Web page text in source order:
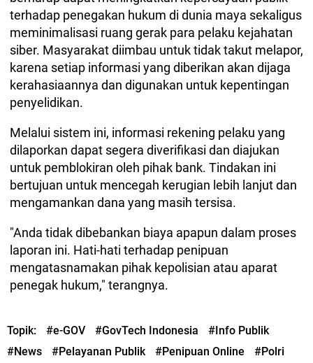
terhadap penegakan hukum di dunia maya sekaligus
meminimalisasi ruang gerak para pelaku kejahatan
siber. Masyarakat diimbau untuk tidak takut melapor,
karena setiap informasi yang diberikan akan dijaga
kerahasiaannya dan digunakan untuk kepentingan
penyelidikan.
Melalui sistem ini, informasi rekening pelaku yang
dilaporkan dapat segera diverifikasi dan diajukan
untuk pemblokiran oleh pihak bank. Tindakan ini
bertujuan untuk mencegah kerugian lebih lanjut dan
mengamankan dana yang masih tersisa.
"Anda tidak dibebankan biaya apapun dalam proses
laporan ini. Hati-hati terhadap penipuan
mengatasnamakan pihak kepolisian atau aparat
penegak hukum," terangnya.
Topik: #e-GOV #GovTech Indonesia
#Info Publik
#News
#Pelayanan Publik #Penipuan Online #Polri